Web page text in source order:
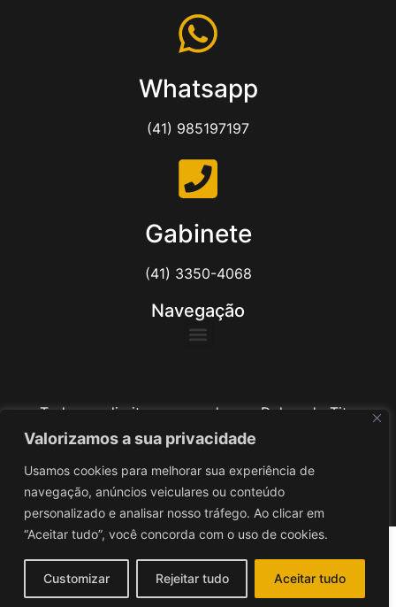
Valorizamos a sua privacidade
Usamos cookies para melhorar sua experiência de
navegação, anúncios veiculares ou conteúdo
personalizado e analisar nosso tráfego. Ao clicar em
“Aceitar tudo”, você concorda com o uso de cookies.
Customizar Rejeitar tudo Aceitar tudo
Whatsapp
(41) 985197197
Gabinete
(41) 3350-4068
Navegação
Todos os direitos reservados ao Delegado Tito
Barichello
Desenvolvido poriv3